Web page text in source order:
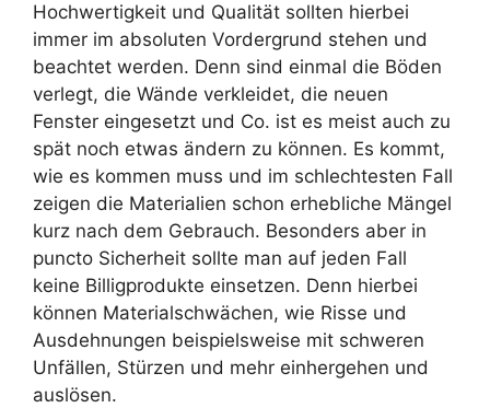
Hochwertigkeit und Qualität sollten hierbei
immer im absoluten Vordergrund stehen und
beachtet werden. Denn sind einmal die Böden
verlegt, die Wände verkleidet, die neuen
Fenster eingesetzt und Co. ist es meist auch zu
spät noch etwas ändern zu können. Es kommt,
wie es kommen muss und im schlechtesten Fall
zeigen die Materialien schon erhebliche Mängel
kurz nach dem Gebrauch. Besonders aber in
puncto Sicherheit sollte man auf jeden Fall
keine Billigprodukte einsetzen. Denn hierbei
können Materialschwächen, wie Risse und
Ausdehnungen beispielsweise mit schweren
Unfällen, Stürzen und mehr einhergehen und
auslösen.